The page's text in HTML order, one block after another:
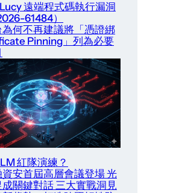
遠端程式碼執行漏洞
61484）
何不再建議將「憑證綁
Pinning」列為必要
紅隊演練？
安首屆高層會議登場 光
成關鍵對話 三大實戰洞見